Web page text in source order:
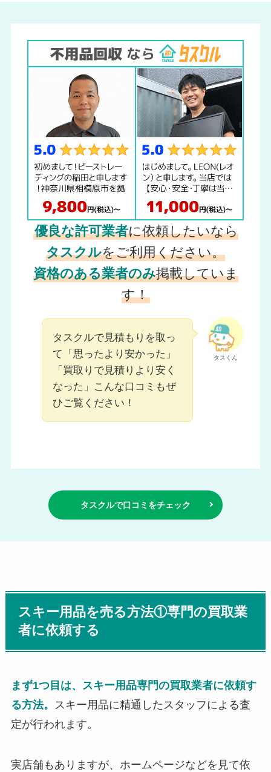
優良な許可業者に依頼したいなら
タスクルをご利用ください。
資格のある業者のみ掲載していま
す！
タスくん
タスクルで見積もりを取っ
て「思ったより安かった」
「買取りで見積りより安く
なった」こんな口コミもぜ
ひご覧ください！
タスクルで口コミをチェック
スキー用品を売る方法①専門の買取業
者に依頼する
まず1つ目は、スキー用品専門の買取業者に依頼す
る方法。
スキー用品に精通したスタッフによる査
定が行われます。
実店舗もありますが、ホームページなどを見て依